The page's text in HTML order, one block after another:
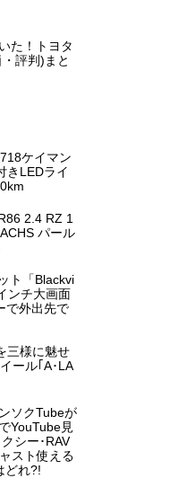
た！トヨタ
評判)まと
ケイマン
きLEDライ
2.4 RZ 1
パール
ト「Blackvi
ンチ大画面
で外出先で
三様に魅せ
ール｢A･LA
ソクTubeが
YouTube見
シー･RAV
スト使える
どれ?!